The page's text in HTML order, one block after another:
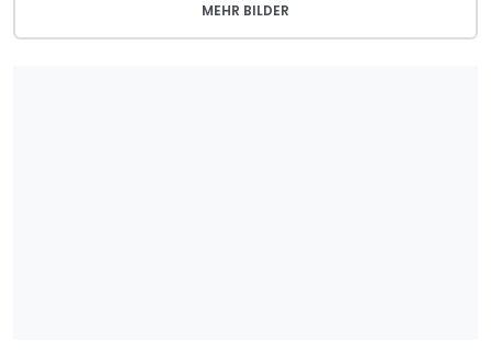
MEHR BILDER